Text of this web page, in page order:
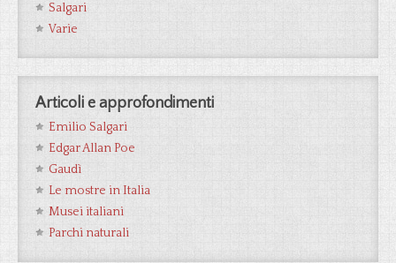
Salgari
Varie
Articoli e approfondimenti
Emilio Salgari
Edgar Allan Poe
Gaudì
Le mostre in Italia
Musei italiani
Parchi naturali